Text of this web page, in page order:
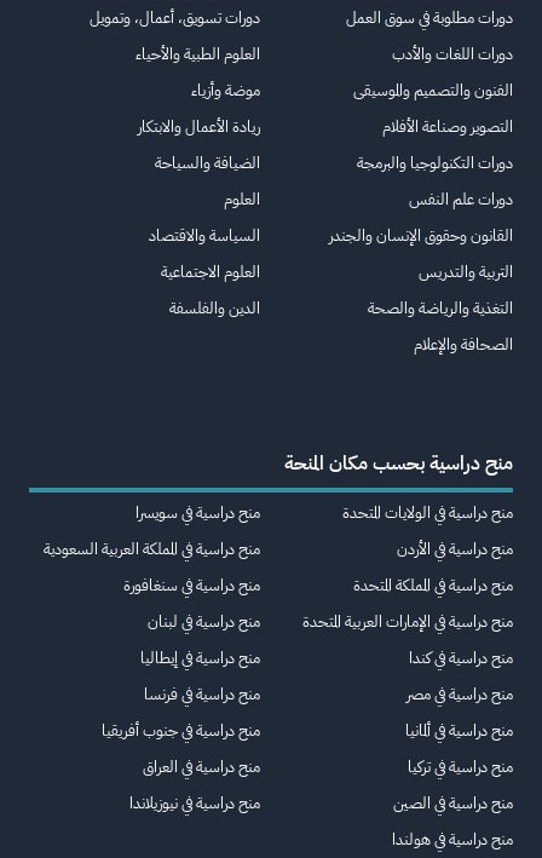
دورات مطلوبة في سوق العمل
دورات اللغات والأدب
الفنون والتصميم والموسيقى
التصوير وصناعة الأفلام
دورات التكنولوجيا والبرمجة
دورات علم النفس
القانون وحقوق الإنسان والجندر
التربية والتدريس
التغذية والرياضة والصحة
الصحافة والإعلام
دورات تسويق، أعمال، وتمويل
العلوم الطبية والأحياء
موضة وأزياء
ريادة الأعمال والابتكار
الضيافة والسياحة
العلوم
السياسة والاقتصاد
العلوم الاجتماعية
الدين والفلسفة
منح دراسية بحسب مكان المنحة
منح دراسية في الولايات المتحدة
منح دراسية في الأردن
منح دراسية في المملكة المتحدة
منح دراسية في الإمارات العربية المتحدة
منح دراسية في كندا
منح دراسية في مصر
منح دراسية في ألمانيا
منح دراسية في تركيا
منح دراسية في الصين
منح دراسية في هولندا
منح دراسية في سويسرا
منح دراسية في المملكة العربية السعودية
منح دراسية في سنغافورة
منح دراسية في لبنان
منح دراسية في إيطاليا
منح دراسية في فرنسا
منح دراسية في جنوب أفريقيا
منح دراسية في العراق
منح دراسية في نيوزيلاندا